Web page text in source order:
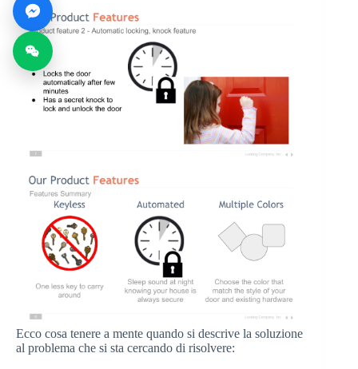
Ecco cosa tenere a mente quando si descrive la soluzione
al problema che si sta cercando di risolvere: